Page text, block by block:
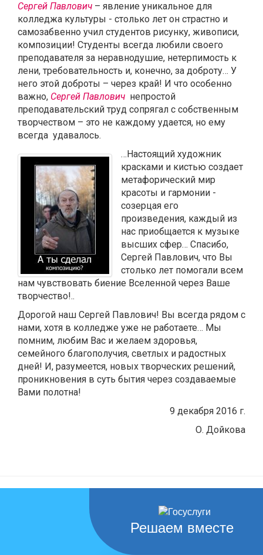
Сергей Павлович – явление уникальное для
колледжа культуры - столько лет он страстно и
самозабвенно учил студентов рисунку, живописи,
композиции! Студенты всегда любили своего
преподавателя за неравнодушие, нетерпимость к
лени, требовательность и, конечно, за доброту… У
него этой доброты – через край! И что особенно
важно, Сергей Павлович непростой
преподавательский труд сопрягал с собственным
творчеством – это не каждому удается, но ему
всегда удавалось.
…Настоящий художник
красками и кистью создает
метафорический мир
красоты и гармонии -
созерцая его
произведения, каждый из
нас приобщается к музыке
высших сфер… Спасибо,
Сергей Павлович, что Вы
столько лет помогали всем
нам чувствовать биение Вселенной через Ваше
творчество!..
Дорогой наш Сергей Павлович! Вы всегда рядом с
нами, хотя в колледже уже не работаете… Мы
помним, любим Вас и желаем здоровья,
семейного благополучия, светлых и радостных
дней! И, разумеется, новых творческих решений,
проникновения в суть бытия через создаваемые
Вами полотна!
9 декабря 2016 г.
О. Дойкова
Решаем вместе